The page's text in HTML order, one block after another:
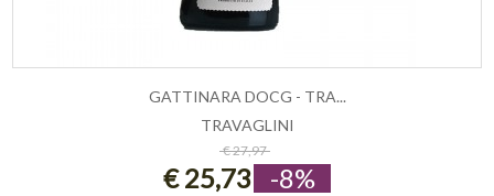
ESAURITO
GATTINARA DOCG - TRA...
TRAVAGLINI
€ 27,97
€ 25,73 -8%